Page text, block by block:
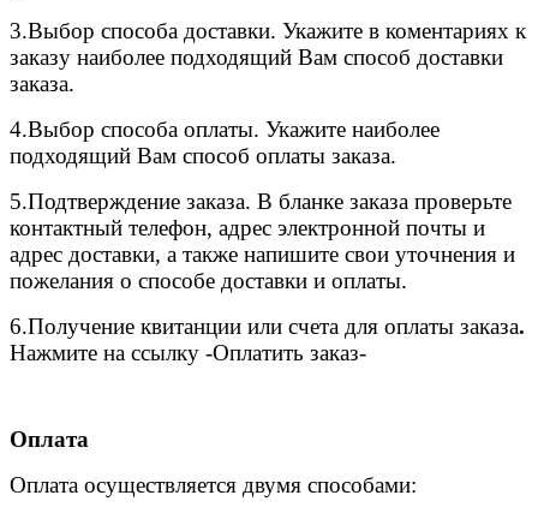
3.Выбор способа доставки. Укажите в коментариях к
заказу наиболее подходящий Вам способ доставки
заказа.
4.Выбор способа оплаты. Укажите наиболее
подходящий Вам способ оплаты заказа.
5.Подтверждение заказа. В бланке заказа проверьте
контактный телефон, адрес электронной почты и
адрес доставки, а также напишите свои уточнения и
пожелания о способе доставки и оплаты.
6.Получение квитанции или счета для оплаты заказа.
Нажмите на ссылку -Оплатить заказ-
Оплата
Оплата осуществляется двумя способами: